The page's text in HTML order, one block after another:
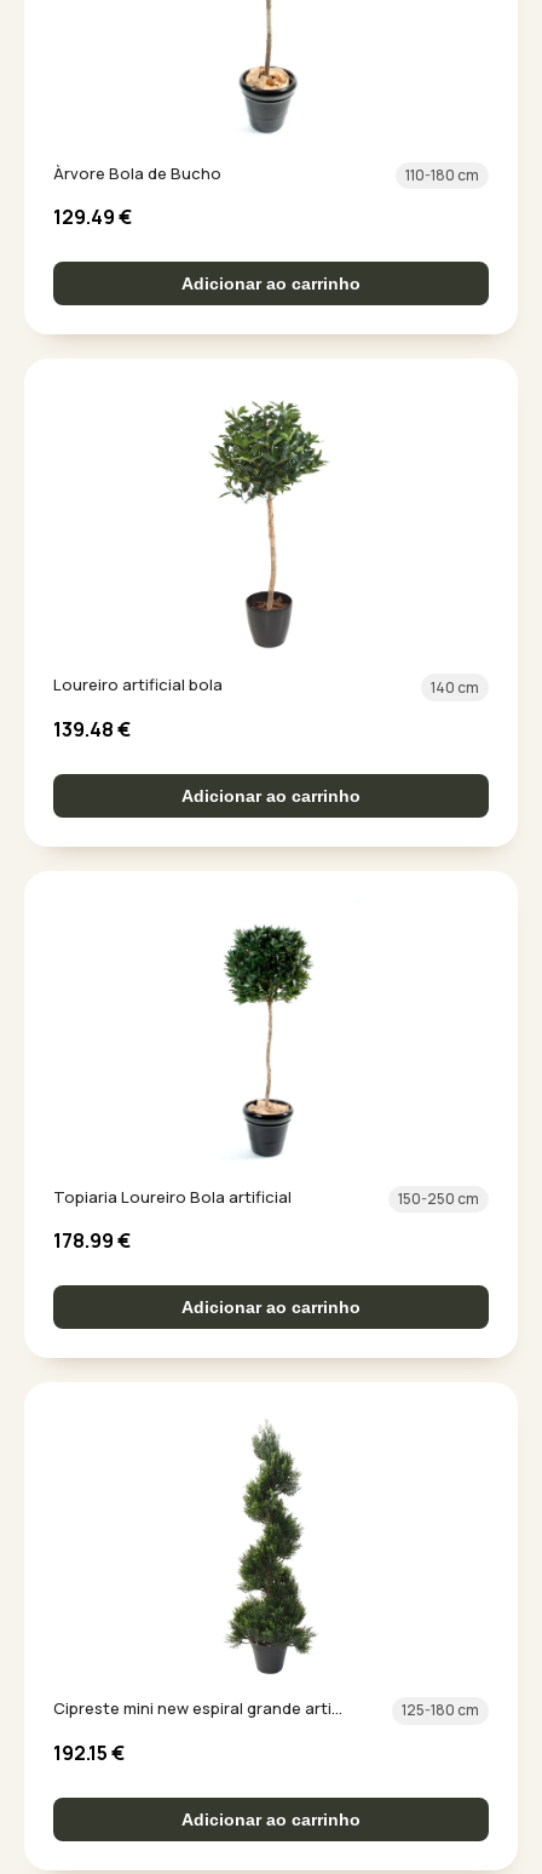
Àrvore Bola de Bucho 110-180 cm
129.49€
Adicionar ao carrinho
Loureiro artificial bola 140 cm
139.48€
Adicionar ao carrinho
Topiaria Loureiro Bola artificial 150-250 cm
178.99€
Adicionar ao carrinho
Cipreste mini new espiral grande arti... 125-180 cm
192.15€
Adicionar ao carrinho